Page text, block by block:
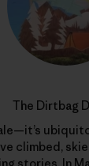
The Dirtbag
climbed,